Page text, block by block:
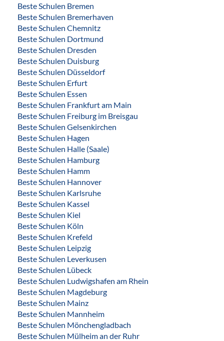
Beste Schulen Bremen
Beste Schulen Bremerhaven
Beste Schulen Chemnitz
Beste Schulen Dortmund
Beste Schulen Dresden
Beste Schulen Duisburg
Beste Schulen Düsseldorf
Beste Schulen Erfurt
Beste Schulen Essen
Beste Schulen Frankfurt am Main
Beste Schulen Freiburg im Breisgau
Beste Schulen Gelsenkirchen
Beste Schulen Hagen
Beste Schulen Halle (Saale)
Beste Schulen Hamburg
Beste Schulen Hamm
Beste Schulen Hannover
Beste Schulen Karlsruhe
Beste Schulen Kassel
Beste Schulen Kiel
Beste Schulen Köln
Beste Schulen Krefeld
Beste Schulen Leipzig
Beste Schulen Leverkusen
Beste Schulen Lübeck
Beste Schulen Ludwigshafen am Rhein
Beste Schulen Magdeburg
Beste Schulen Mainz
Beste Schulen Mannheim
Beste Schulen Mönchengladbach
Beste Schulen Mülheim an der Ruhr